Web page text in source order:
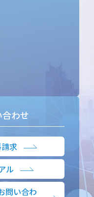
わせ
求
ル
問い合わ